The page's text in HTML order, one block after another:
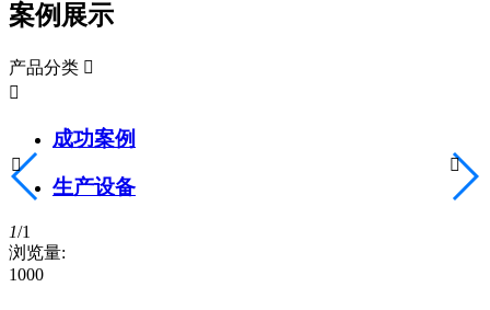
案例展示
产品分类 

成功案例
生产设备
1/1
浏览量:
1000
 